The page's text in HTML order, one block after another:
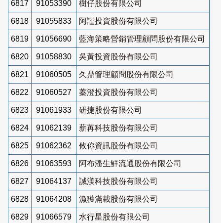
6817 91053390 樹仔股份有限公司
6818 91055833 阿謹投資股份有限公司
6819 91056690 藍海策略營銷管理顧問股份有限公司
6820 91058830 吳黃投資股份有限公司
6821 91060505 久鼎管理顧問股份有限公司
6822 91060527 蓁澄投資股份有限公司
6823 91061933 研捷股份有限公司
6824 91062139 薪苒科技股份有限公司
6825 91062362 攸你資訊股份有限公司
6826 91063593 阿布潘生鮮流通股份有限公司
6827 91064137 誠渼科技股份有限公司
6828 91064208 漁獲滿載股份有限公司
6829 91066579 水行星股份有限公司